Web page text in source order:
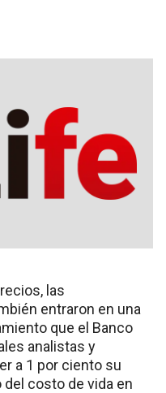
las
entraron en una
que el Banco
analistas y
a 1 por ciento su
costo de vida en